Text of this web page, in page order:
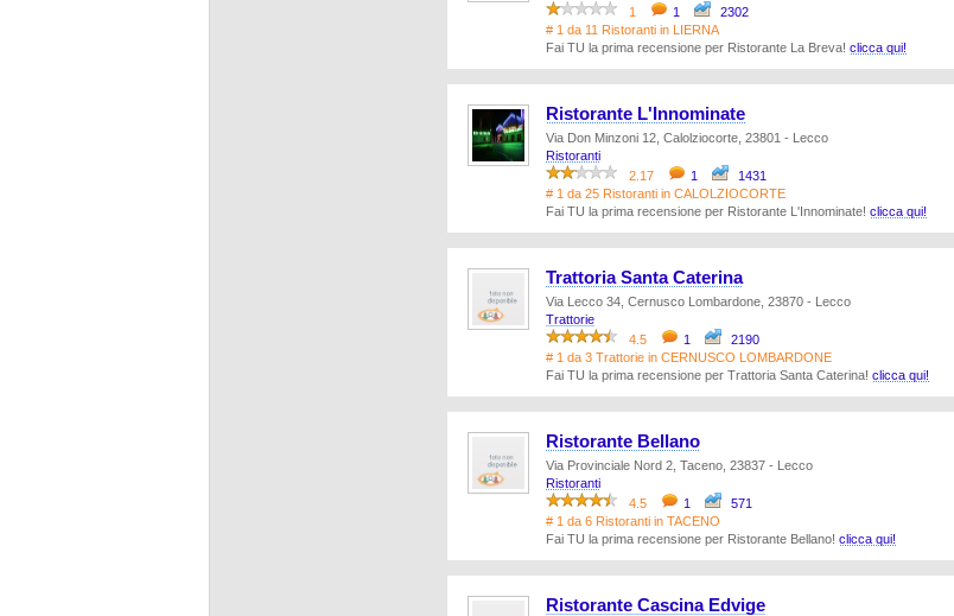
1
1
2302
# 1 da 11 Ristoranti in LIERNA
Fai TU la prima recensione per Ristorante La Breva! clicca qui!
Ristorante L'Innominate
Via Don Minzoni 12, Calolziocorte, 23801 - Lecco
Ristoranti
2.17
1
1431
# 1 da 25 Ristoranti in CALOLZIOCORTE
Fai TU la prima recensione per Ristorante L'Innominate! clicca qui!
Trattoria Santa Caterina
Via Lecco 34, Cernusco Lombardone, 23870 - Lecco
Trattorie
4.5
1
2190
# 1 da 3 Trattorie in CERNUSCO LOMBARDONE
Fai TU la prima recensione per Trattoria Santa Caterina! clicca qui!
Ristorante Bellano
Via Provinciale Nord 2, Taceno, 23837 - Lecco
Ristoranti
4.5
1
571
# 1 da 6 Ristoranti in TACENO
Fai TU la prima recensione per Ristorante Bellano! clicca qui!
Ristorante Cascina Edvige